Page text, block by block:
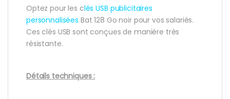
Optez pour les clés USB publicitaires
personnalisées Bat 128 Go noir pour vos salariés.
Ces clés USB sont conçues de manière très
résistante.
Détails techniques :